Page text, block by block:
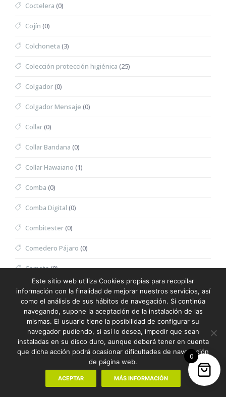
Coctelera (0)
Cojín (0)
Colchoneta (3)
Colección protección higiénica (25)
Colgador(0)
Colgador Mensaje (0)
Collar(0)
Collar Bandana (0)
Collar Hawaiano (1)
Comba (0)
Comba Digital (0)
Combitester(0)
Comedero Pájaro (0)
Cometa(0)
Contador (0)
Copa (0)
Corazón Semillas(0)
Cortapizzas(0)
Cubitera(0)
(0)
0
Este sitio web utiliza Cookies propias para recopilar
información con la finalidad de mejorar nuestros servicios, así
como el análisis de sus hábitos de navegación. Si continúa
navegando, supone la aceptación de la instalación de las
mismas. El usuario tiene la posibilidad de configurar su
navegador pudiendo, si así lo desea, impedir que sean
instaladas en su disco duro, aunque deberá tener en cuenta
que dicha acción podrá ocasionar dificultades de navegación
de página web.
ACEPTAR MÁS INFORMACIÓN